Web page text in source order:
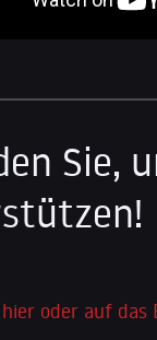
Sie,
oder auf das